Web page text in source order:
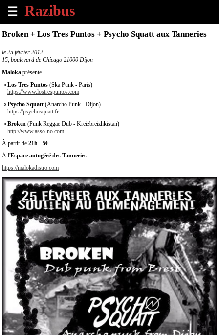
☰
×
Tous
évènements
à
venir
Annoncer
évènement
Contact
À
propos
Broken + Los Tres Puntos + Psycho Squatt aux Tanneries
le 25 février 2012
15, boulevard de Chicago 21000 Dijon
Maloka présente :
Los Tres Puntos (Ska Punk - Paris)
https://www.lostrespuntos.com
Psycho Squatt (Anarcho Punk - Dijon)
https://psychosquatt.fr
Broken (Punk Reggae Dub - Kreizbreizhkistan)
http://www.asso-no.com
À partir de 21h - 5€
À l'Espace autogéré des Tanneries
https://malokadistro.com